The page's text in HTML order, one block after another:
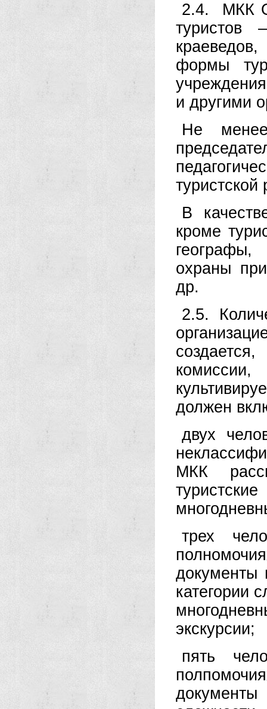
2.4. МКК
туристов
формы
и другими
Не
В
кроме
охраны
др.
2.5.
должен
двух
МКК
трех
документы
категории
экскурсии;
пять
документы